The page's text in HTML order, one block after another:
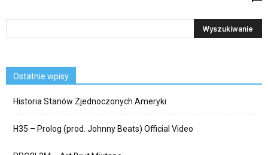
Ostatnie wpisy
Historia Stanów Zjednoczonych Ameryki
H35 – Prolog (prod. Johnny Beats) Official Video